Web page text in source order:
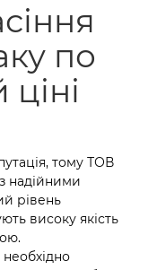
по
тому ТОВ
надійними
рівень
високу якість